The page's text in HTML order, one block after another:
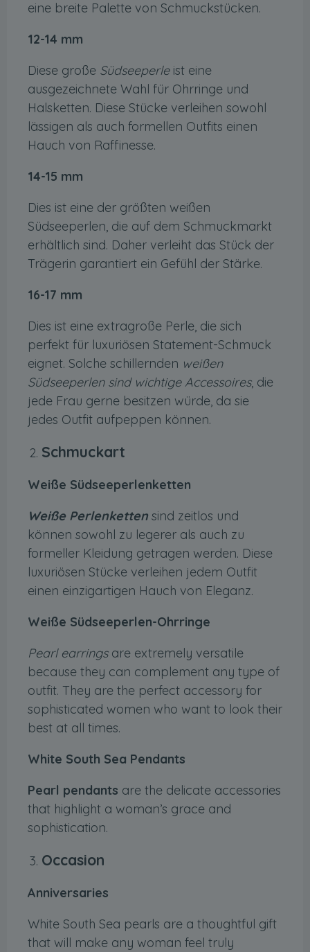
eine breite Palette von Schmuckstücken.
12-14 mm
Diese große Südseeperleist eine
ausgezeichnete Wahl für Ohrringe und
Halsketten. Diese Stücke verleihen sowohl
lässigen als auch formellen Outfits einen
Hauch von Raffinesse.
14-15 mm
Dies ist eine der größten weißen
Südseeperlen, die auf dem Schmuckmarkt
erhältlich sind. Daher verleiht das Stück der
Trägerin garantiert ein Gefühl der Stärke.
16-17 mm
Dies ist eine extragroße Perle, die sich
perfekt für luxuriösen Statement-Schmuck
eignet. Solche schillernden weißen
Südseeperlen sind wichtige Accessoires, die
jede Frau gerne besitzen würde, da sie
jedes Outfit aufpeppen können.
Schmuckart
Weiße Südseeperlenketten
Weiße Perlenketten sind zeitlos und
können sowohl zu legerer als auch zu
formeller Kleidung getragen werden. Diese
luxuriösen Stücke verleihen jedem Outfit
einen einzigartigen Hauch von Eleganz.
Weiße Südseeperlen-Ohrringe
Pearl earringsare extremely versatile
because they can complement any type of
outfit. They are the perfect accessory for
sophisticated women who want to look their
best at all times.
White South Sea Pendants
Pearl pendants are the delicate accessories
that highlight a woman’s grace and
sophistication.
Occasion
Anniversaries
White South Sea pearls are a thoughtful gift
that will make any woman feel truly